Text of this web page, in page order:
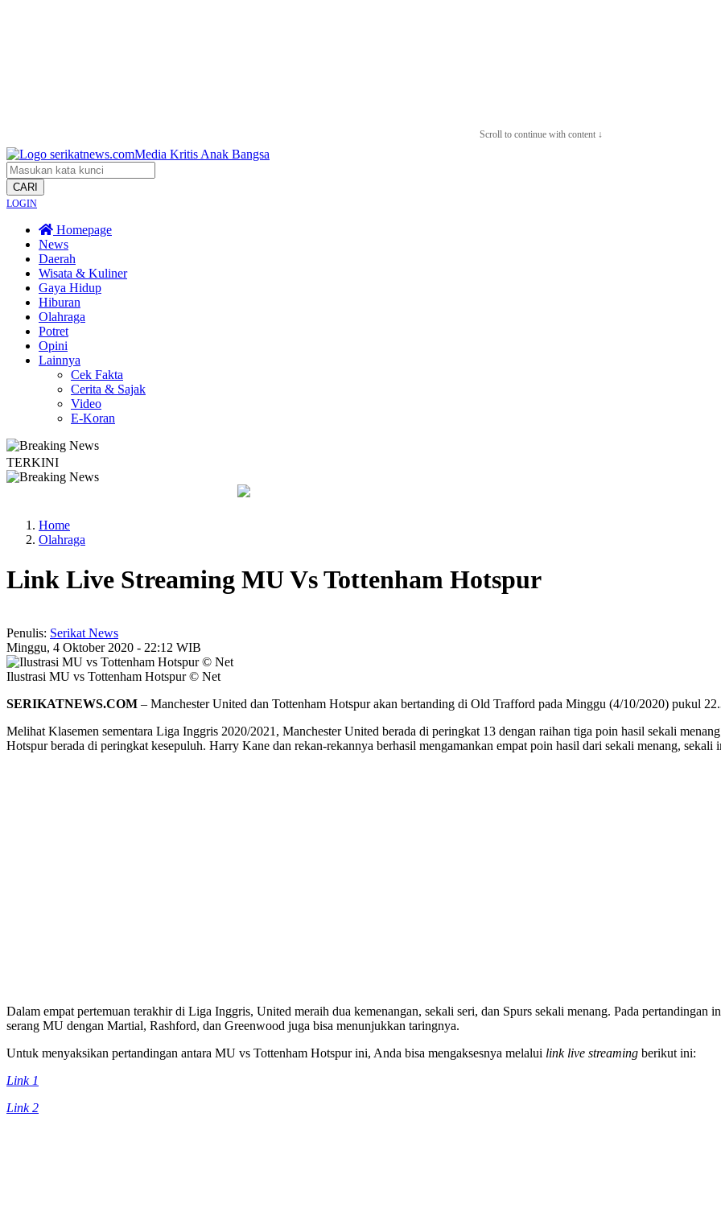
Scroll to continue with content ↓
CARI
LOGIN
Homepage
News
Daerah
Wisata & Kuliner
Gaya Hidup
Hiburan
Olahraga
Potret
Opini
Lainnya
Cek Fakta
Cerita & Sajak
Video
E-Koran
TERKINI
Legislator PKB Kecam Aksi Nirempati Nakes ke Pasien BPJS, Minta Pelaku Diberi Sanksi Tegas
Home
Olahraga
Link Live Streaming MU Vs Tottenham Hotspur
Penulis: Serikat News
Minggu, 4 Oktober 2020 - 22:12 WIB
Ilustrasi MU vs Tottenham Hotspur © Net
SERIKATNEWS.COM – Manchester United dan Tottenham Hotspur akan bertanding di Old Trafford pada Minggu (4/10/2020) pukul
Melihat Klasemen sementara Liga Inggris 2020/2021, Manchester United berada di peringkat 13 dengan raihan tiga poin hasil sekali
Hotspur berada di peringkat kesepuluh. Harry Kane dan rekan-rekannya berhasil mengamankan empat poin hasil dari sekali menang,
Dalam empat pertemuan terakhir di Liga Inggris, United meraih dua kemenangan, sekali seri, dan Spurs sekali menang. Pada
serang MU dengan Martial, Rashford, dan Greenwood juga bisa menunjukkan taringnya.
Untuk menyaksikan pertandingan antara MU vs Tottenham Hotspur ini, Anda bisa mengaksesnya melalui link live streaming berikut ini:
Link 1
Link 2